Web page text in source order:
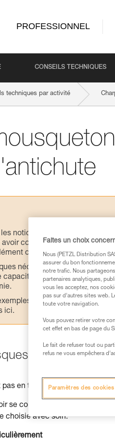
PROFESSIONNEL
CONSEILS TECHNIQUES
techniques par activité
notices techniques des
compris les informations
d’informations.
nécessite une formation et
capacité à refaire la
de techniques liées à
ici.
principaux
en tension, mais doit
se connecter facilement à
choisie avec soin.
Faites un choix
Nous (PETZL Distribution
assurer du bon
notre trafic. Nous
partenaires analytiques,
vous les acceptez, nos
pas sur d’autres sites web.
toute votre navigation.
Vous pouvez retirer votre
cet effet en bas de page du
Le fait de refuser tout ou
refus ne vous empêchera
Paramètres des cookies